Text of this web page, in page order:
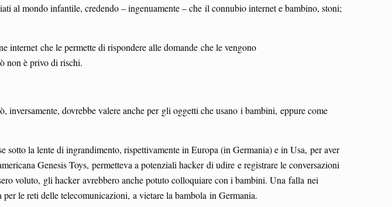
al mondo infantile, credendo – ingenuamente – che il connubio internet e bambino, stoni;
internet che le permette di rispondere alle domande che le vengono
non è privo di rischi.
inversamente, dovrebbe valere anche per gli oggetti che usano i bambini, eppure come
la lente di ingrandimento, rispettivamente in Europa (in Germania) e in Usa, per aver
Genesis Toys, permetteva a potenziali hacker di udire e registrare le conversazioni
voluto, gli hacker avrebbero anche potuto colloquiare con i bambini. Una falla nei
per le reti delle telecomunicazioni, a vietare la bambola in Germania.